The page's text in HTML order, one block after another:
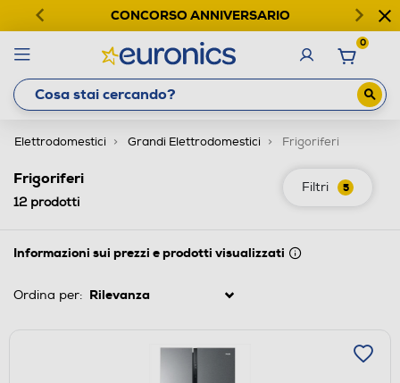
CONCORSO ANNIVERSARIO
0
Elettrodomestici Grandi Elettrodomestici Frigoriferi
Filtri 5
Frigoriferi
12prodotti
Informazioni sui prezzi e prodotti visualizzati
Ordina per: